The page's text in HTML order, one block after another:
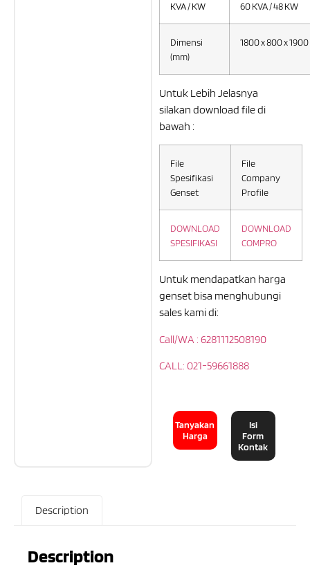
KVA / KW 60 KVA / 48 KW
Dimensi
(mm)
1800 x 800 x 1900
Untuk Lebih Jelasnya
silakan download file di
bawah :
File
Spesifikasi
Genset
File
Company
Profile
DOWNLOAD
SPESIFIKASI
DOWNLOAD
COMPRO
Untuk mendapatkan harga
genset bisa menghubungi
sales kami di:
Call/WA : 6281112508190
CALL: 021-59661888
Tanyakan
Harga
Isi
Form
Kontak
Description
Description